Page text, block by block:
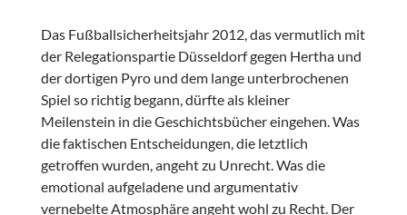
Das Fußballsicherheitsjahr 2012, das vermutlich mit
der Relegationspartie Düsseldorf gegen Hertha und
der dortigen Pyro und dem lange unterbrochenen
Spiel so richtig begann, dürfte als kleiner
Meilenstein in die Geschichtsbücher eingehen. Was
die faktischen Entscheidungen, die letztlich
getroffen wurden, angeht zu Unrecht. Was die
emotional aufgeladene und argumentativ
vernebelte Atmosphäre angeht wohl zu Recht. Der